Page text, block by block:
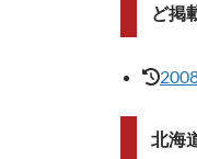
ど掲
北海